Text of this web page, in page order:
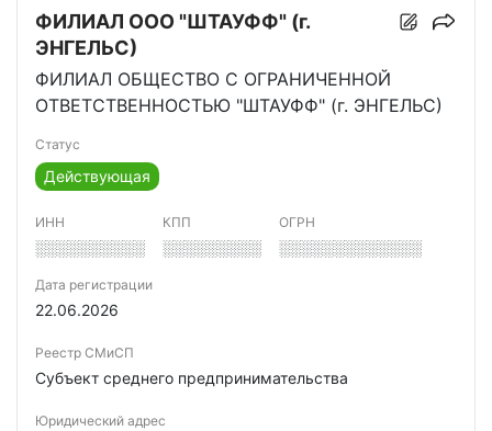
ФИЛИАЛ ООО "ШТАУФФ" (г.
ЭНГЕЛЬС)
ФИЛИАЛ ОБЩЕСТВО С ОГРАНИЧЕННОЙ
ОТВЕТСТВЕННОСТЬЮ "ШТАУФФ" (г. ЭНГЕЛЬС)
Статус
Действующая
ИНН
░░░░░░░░░░
КПП
░░░░░░░░░
ОГРН
░░░░░░░░░░░░░
Дата регистрации
22.06.2026
Реестр СМиСП
Субъект среднего предпринимательства
Юридический адрес